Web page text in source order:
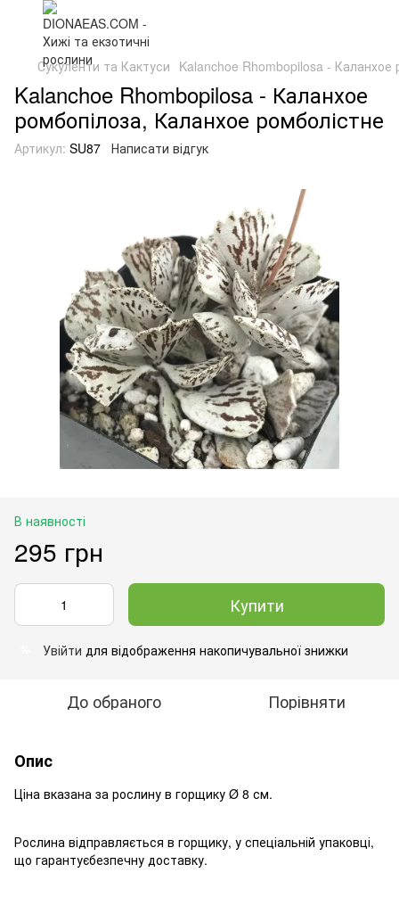
Сукуленти та Кактуси Kalanchoe Rhombopilosa - Каланхое
Kalanchoe Rhombopilosa - Каланхое
ромбопілоза, Каланхое ромболістне
Артикул: SU87 Написати відгук
В наявності
295 грн
Купити
Увійти для відображення накопичувальної знижки
До обраного Порівняти
Опис
Ціна вказана за рослину в горщику Ø 8 см.
Рослина відправляється в горщику, у спеціальній упаковці,
що гарантуєбезпечну доставку.